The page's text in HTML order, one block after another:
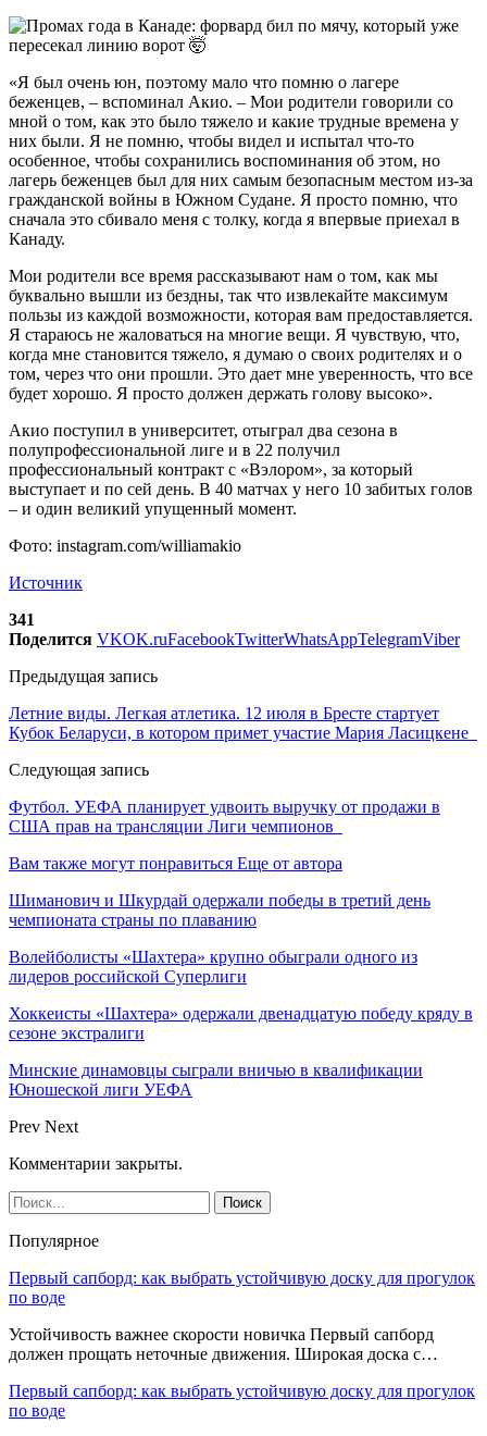
«Я был очень юн, поэтому мало что помню о лагере
беженцев, – вспоминал Акио. – Мои родители говорили со
мной о том, как это было тяжело и какие трудные времена у
них были. Я не помню, чтобы видел и испытал что-то
особенное, чтобы сохранились воспоминания об этом, но
лагерь беженцев был для них самым безопасным местом из-за
гражданской войны в Южном Судане. Я просто помню, что
сначала это сбивало меня с толку, когда я впервые приехал в
Канаду.
Мои родители все время рассказывают нам о том, как мы
буквально вышли из бездны, так что извлекайте максимум
пользы из каждой возможности, которая вам предоставляется.
Я стараюсь не жаловаться на многие вещи. Я чувствую, что,
когда мне становится тяжело, я думаю о своих родителях и о
том, через что они прошли. Это дает мне уверенность, что все
будет хорошо. Я просто должен держать голову высоко».
Акио поступил в университет, отыграл два сезона в
полупрофессиональной лиге и в 22 получил
профессиональный контракт с «Вэлором», за который
выступает и по сей день. В 40 матчах у него 10 забитых голов
– и один великий упущенный момент.
Фото: instagram.com/williamakio
Источник
341
Поделится VKOK.ruFacebookTwitterWhatsAppTelegramViber
Предыдущая запись
Летние виды. Легкая атлетика. 12 июля в Бресте стартует
Кубок Беларуси, в котором примет участие Мария Ласицкене
Следующая запись
Футбол. УЕФА планирует удвоить выручку от продажи в
США прав на трансляции Лиги чемпионов
Вам также могут понравиться Еще от автора
Шиманович и Шкурдай одержали победы в третий день
чемпионата страны по плаванию
Волейболисты «Шахтера» крупно обыграли одного из
лидеров российской Суперлиги
Хоккеисты «Шахтера» одержали двенадцатую победу кряду в
сезоне экстралиги
Минские динамовцы сыграли вничью в квалификации
Юношеской лиги УЕФА
Prev Next
Комментарии закрыты.
Популярное
Первый сапборд: как выбрать устойчивую доску для прогулок
по воде
Устойчивость важнее скорости новичка Первый сапборд
должен прощать неточные движения. Широкая доска с…
Первый сапборд: как выбрать устойчивую доску для прогулок
по воде